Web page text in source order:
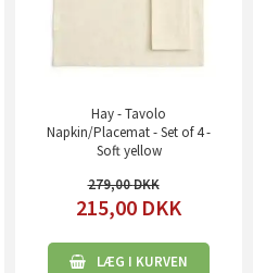
Hay - Tavolo
Napkin/Placemat - Set of 4 -
Soft yellow
279,00
215,00 DKK
LÆG I KURVEN